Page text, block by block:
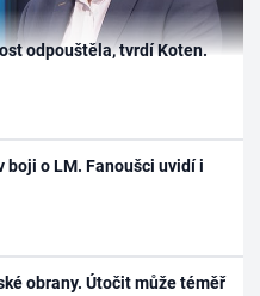
odpouštěla, tvrdí Koten.
boji o LM. Fanoušci uvidí i
obrany. Útočit může téměř